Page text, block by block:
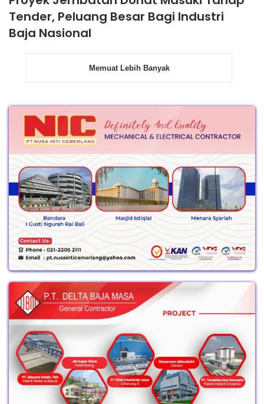
Tender, Peluang Besar Bagi Industri
Baja Nasional
Memuat Lebih Banyak